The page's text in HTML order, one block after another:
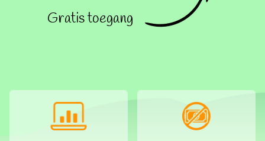
Gratis toegang